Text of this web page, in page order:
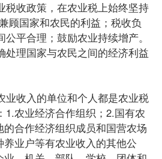
税收政策 ，在农业税上始终坚持
顾国家和农民的利益；税收负
平合理；鼓励农业持续增产。
处理国家与农民之间的经济利益
收入的单位和个人都是农业税
1.农业经济合作组织；2.国有农
的合作经济组织成员和国营农场
业户等有农业收入的其他公